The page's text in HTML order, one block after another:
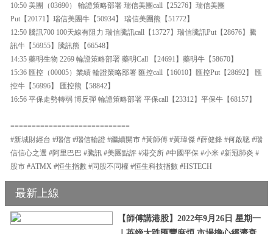
10:50 美團（03690） 輪證策略部署 瑞信美團call【25276】瑞信美團
Put【20171】瑞信美團牛【50934】 瑞信美團熊【51772】
12:50 騰訊700 100天線有阻力 瑞信騰訊call【13727】瑞信騰訊Put【28676】騰
訊牛【56955】騰訊熊【66548】
14:35 藥明生物 2269 輪證策略部署 藥明Call 【24691】藥明牛【58670】
15:36 匯控（00005）業績 輪證策略部署 匯控call【16010】匯控Put【28692】 匯
控牛【56996】 匯控熊【58842】
16:56 平保走勢轉弱 博反彈 輪證策略部署 平保call【23312】平保牛【68157】
============================
#新城財經台 #瑞信 #瑞信輪證 #繼續開市 #黃師傅 #黃瑋傑 #薛健鋒 #何啟聰 #瑞
信信心之選 #阿里巴巴 #騰訊 #美團點評 #港交所 #中國平保 #小米 #新冠肺炎 #
股市 #ATMX #恒生指數 #同股不同權 #恒生科技指數 #HSTECH
最新上線
【師傅講港股】2022年9月26日 星期一